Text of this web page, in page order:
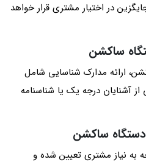
در اختیار مشتری قرار خواهد
ساکشن
ارائه مدارک شناسایی شامل
آشنایان درجه یک یا شناسنامه
ساکشن
به نیاز مشتری تعیین شده و